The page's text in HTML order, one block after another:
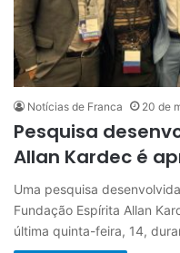
Notícias de Franca 20 de
Pesquisa
Allan Kardec é
Uma pesquisa
Fundação Espírita Allan
última quinta-feira, 14,